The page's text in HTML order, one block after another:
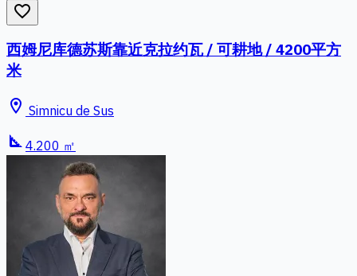
favorite_border
西姆尼库德苏斯靠近克拉约瓦 / 可耕地 / 4200平方
米
location_on Simnicu de Sus
square_foot 4.200 ㎡